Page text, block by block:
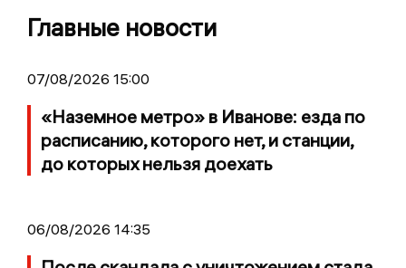
Главные новости
07/08/2026 15:00
«Наземное метро» в Иванове: езда по
расписанию, которого нет, и станции,
до которых нельзя доехать
06/08/2026 14:35